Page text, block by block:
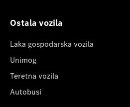
Ostala vozila
Laka gospodarska vozila
Unimog
Teretna vozila
Autobusi